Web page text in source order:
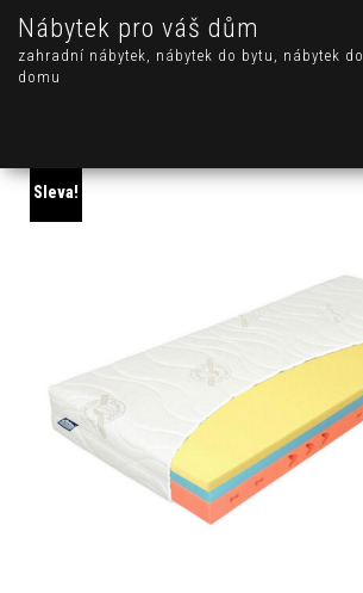
Nábytek pro váš dům
zahradní nábytek, nábytek do bytu, nábytek do
domu
Sleva!